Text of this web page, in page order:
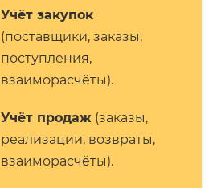
Учёт закупок
(поставщики, заказы,
поступления,
взаиморасчёты).
Учёт продаж (заказы,
реализации, возвраты,
взаиморасчёты).